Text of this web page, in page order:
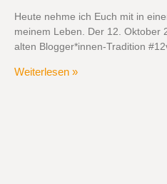
Heute nehme ich Euch mit in
meinem Leben. Der 12. Oktober
alten Blogger*innen-Tradition
Weiterlesen »